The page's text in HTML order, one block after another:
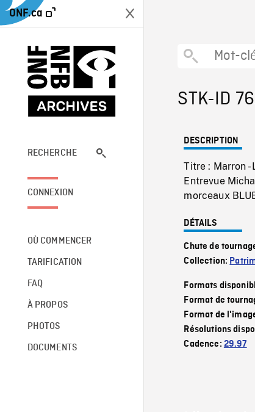
ONF.ca
RECHERCHE
CONNEXION
OÙ COMMENCER
TARIFICATION
FAQ
À PROPOS
PHOTOS
DOCUMENTS
STK-ID
DESCRIPTION
Titre : Marron
Entrevue
morceaux
DÉTAILS
Chute de
Collection:
Formats
Format de
Format de
Résolutions
Cadence: 29.97